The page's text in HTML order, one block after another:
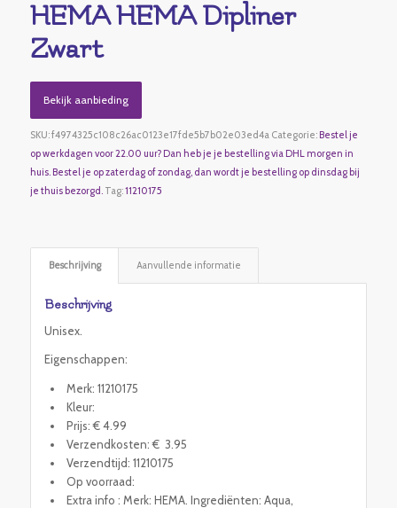
HEMA HEMA Dipliner
Zwart
Bekijk aanbieding
SKU:f4974325c108c26ac0123e17fde5b7b02e03ed4a Categorie: Bestel je
op werkdagen voor 22.00 uur? Dan heb je je bestelling via DHL morgen in
huis. Bestel je op zaterdag of zondag, dan wordt je bestelling op dinsdag bij
je thuis bezorgd. Tag:11210175
Beschrijving Aanvullende informatie
Beschrijving
Unisex.
Eigenschappen:
Merk: 11210175
Kleur:
Prijs: € 4.99
Verzendkosten: € 3.95
Verzendtijd: 11210175
Op voorraad:
Extra info : Merk: HEMA. Ingrediënten: Aqua,